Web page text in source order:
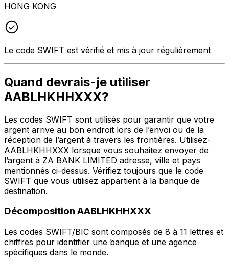
HONG KONG
Le code SWIFT est vérifié et mis à jour régulièrement
Quand devrais-je utiliser
AABLHKHHXXX?
Les codes SWIFT sont utilisés pour garantir que votre
argent arrive au bon endroit lors de l’envoi ou de la
réception de l’argent à travers les frontières. Utilisez-
AABLHKHHXXX lorsque vous souhaitez envoyer de
l’argent à ZA BANK LIMITED adresse, ville et pays
mentionnés ci-dessus. Vérifiez toujours que le code
SWIFT que vous utilisez appartient à la banque de
destination.
Décomposition AABLHKHHXXX
Les codes SWIFT/BIC sont composés de 8 à 11 lettres et
chiffres pour identifier une banque et une agence
spécifiques dans le monde.